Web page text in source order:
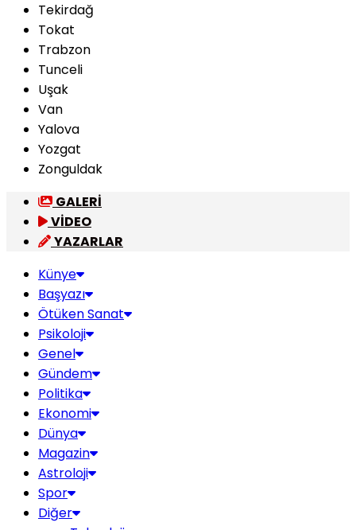
Tekirdağ
Tokat
Trabzon
Tunceli
Uşak
Van
Yalova
Yozgat
Zonguldak
GALERİ
VİDEO
YAZARLAR
Künye
Başyazı
Ötüken Sanat
Psikoloji
Genel
Gündem
Politika
Ekonomi
Dünya
Magazin
Astroloji
Spor
Diğer